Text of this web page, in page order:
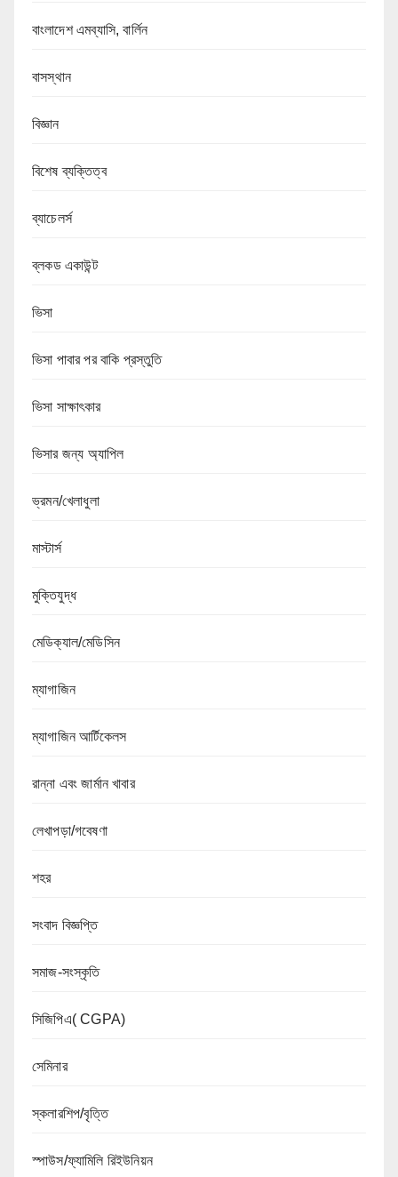
বাংলাদেশ এমব্যাসি, বার্লিন
বাসস্থান
বিজ্ঞান
বিশেষ ব্যক্তিত্ব
ব্যাচেলর্স
ব্লকড একাউন্ট
ভিসা
ভিসা পাবার পর বাকি প্রস্তুতি
ভিসা সাক্ষাৎকার
ভিসার জন্য অ্যাপিল
ভ্রমন/খেলাধুলা
মাস্টার্স
মুক্তিযুদ্ধ
মেডিক্যাল/মেডিসিন
ম্যাগাজিন
ম্যাগাজিন আর্টিকেলস
রান্না এবং জার্মান খাবার
লেখাপড়া/গবেষণা
শহর
সংবাদ বিজ্ঞপ্তি
সমাজ-সংস্কৃতি
সিজিপিএ( CGPA)
সেমিনার
স্কলারশিপ/বৃত্তি
স্পাউস/ফ্যামিলি রিইউনিয়ন